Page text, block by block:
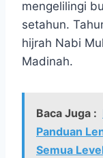
mengelilingi
setahun.
hijrah Nabi
Madinah.
Baca Juga :
Panduan
Semua